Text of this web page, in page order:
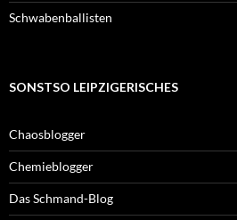
Schwabenballisten
SONSTSO LEIPZIGERISCHES
Chaosblogger
Chemieblogger
Das Schmand-Blog